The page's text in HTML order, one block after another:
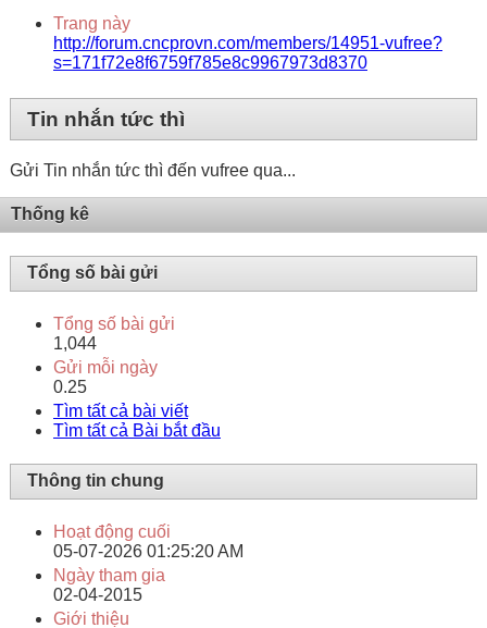
Trang này
http://forum.cncprovn.com/members/14951-vufree?
s=171f72e8f6759f785e8c9967973d8370
Tin nhắn tức thì
Gửi Tin nhắn tức thì đến vufree qua...
Thống kê
Tổng số bài gửi
Tổng số bài gửi
1,044
Gửi mỗi ngày
0.25
Tìm tất cả bài viết
Tìm tất cả Bài bắt đầu
Thông tin chung
Hoạt động cuối
05-07-2026 01:25:20 AM
Ngày tham gia
02-04-2015
Giới thiệu